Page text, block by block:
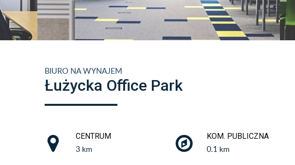
BIURO NA WYNAJEM
Łużycka Office Park
CENTRUM
3 km
KOM. PUBLICZNA
0.1 km